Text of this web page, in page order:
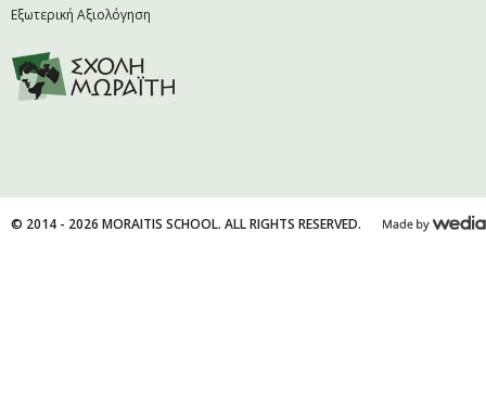
Εξωτερική Αξιολόγηση
© 2014 - 2026 MORAITIS SCHOOL. ALL RIGHTS RESERVED.